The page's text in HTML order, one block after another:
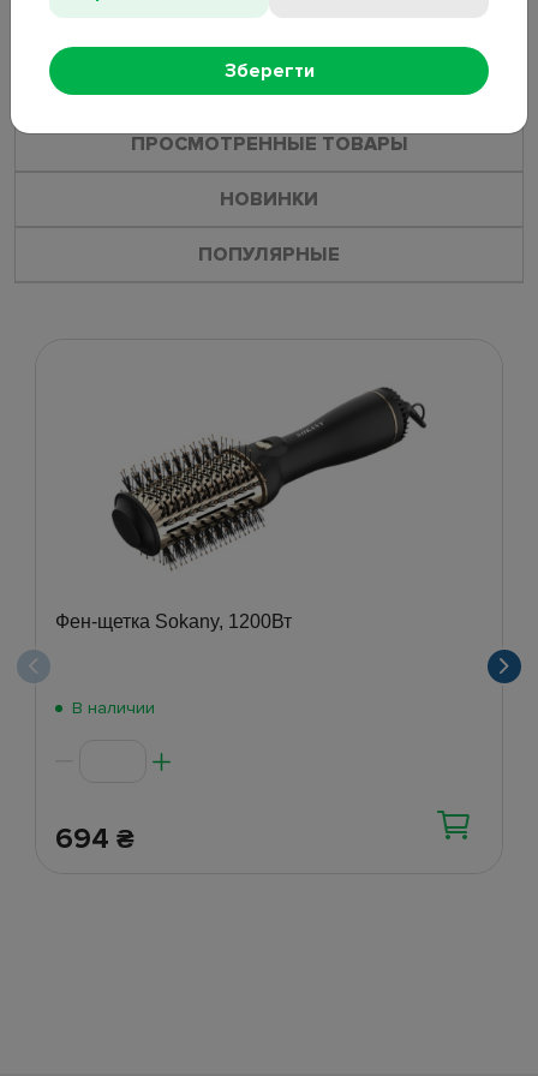
ПОХОЖИЕ ТОВАРЫ
ПРОСМОТРЕННЫЕ ТОВАРЫ
НОВИНКИ
ПОПУЛЯРНЫЕ
Фен-щетка Sokany, 1200Вт
В наличии
694 ₴
Зберегти